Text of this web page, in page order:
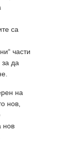
са
части
да
на
нов,
нов